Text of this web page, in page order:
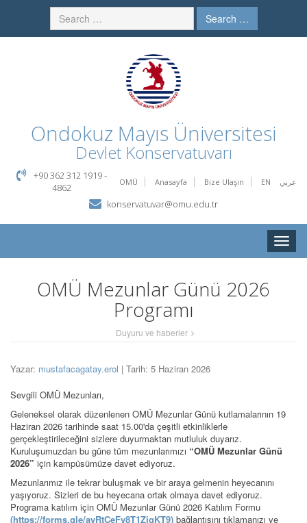
Search …
Ondokuz Mayıs Üniversitesi
Devlet Konservatuvarı
OMÜ Anasayfa Bize Ulaşın EN عربي
+90 362 312 1919 -
4862
konservatuvar@omu.edu.tr
Toggle
OMÜ Mezunlar Günü 2026
Programı
Duyuru ve haberler
Yazar: mustafacagatay.erol | Tarih: 5 Haziran 2026
Sevgili OMÜ Mezunları,
Geleneksel olarak düzenlenen OMÜ Mezunlar Günü kutlamalarının 19
Haziran 2026 tarihinde saat 15.00'da çeşitli etkinliklerle
gerçekleştirileceğini sizlere duyurmaktan mutluluk duyarız.
Kuruluşumuzdan bu güne tüm mezunlarımızı “OMÜ Mezunlar Günü
2026” için kampüsümüze davet ediyoruz.
Mezunlarımız ile tekrar buluşmak ve bir araya gelmenin heyecanını
yaşıyoruz. Sizleri de bu heyecana ortak olmaya davet ediyoruz.
Programa katılım için OMÜ Mezunlar Günü 2026 Katılım Formu
(https://forms.gle/ayRtCeFv8T1ZjqKT9) bağlantısını tıklamanızı ve